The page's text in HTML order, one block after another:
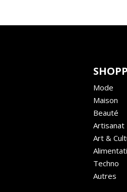
Mode
Maison
Beauté
Artisanat
Art &
Techno
Autres